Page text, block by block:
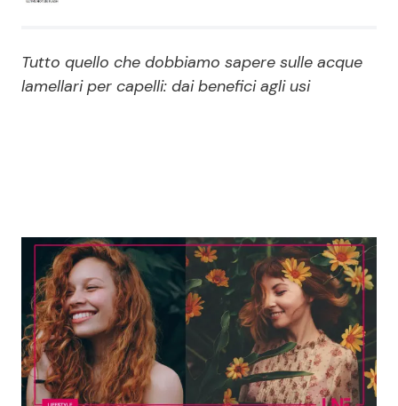
Persone Scomparse Programmi TV
News Cinema
News Musica
News Spettacolo
News dal mondo
Tutto quello che dobbiamo sapere sulle acque
lamellari per capelli: dai benefici agli usi